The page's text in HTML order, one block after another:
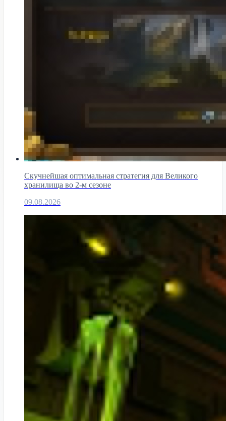
Скучнейшая оптимальная стратегия для Великого
хранилища во 2-м сезоне
09.08.2026